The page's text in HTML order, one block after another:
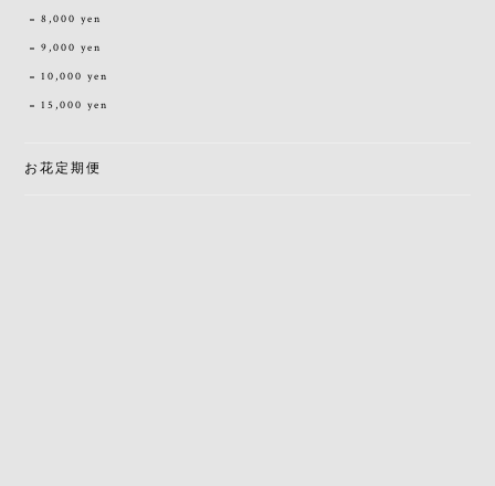
8,000 yen
9,000 yen
10,000 yen
15,000 yen
お花定期便